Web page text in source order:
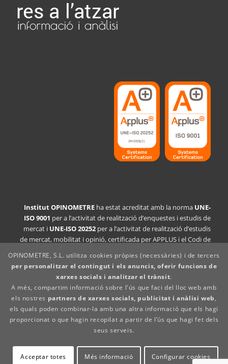
Institut OPINOMETRE ha estat acreditat amb la norma UNE-
ISO 9001 per a l’activitat de realització d’enquestes i estudis de
mercat i UNE-ISO 20252 per a l’activitat de realització d’estudis
de mercat, mobilitat i opinió, certificada per APPLUS i el Codi de
Declaració de la política de qualitat
Política de privacitat
Política de cookies
Canal denúncies
Política de proveïdors
OPINOMETRE, S.L. utilitza cookies pròpies (necessàries) i de tercers
per personalitzar el contingut i els anuncis, oferir funcions de
xarxes socials i analitzar el trànsit.
A més, compartim informació sobre l'ús que faci del lloc web amb
els nostres partners de xarxes socials, publicitat i anàlisi web,
els quals poden combinar-la amb una altra informació que els hagi
proporcionat o que hagin recopilat a partir de l’ús que hagi fet dels
seus serveis.
Acceptar totes Més informació Configurar cookies